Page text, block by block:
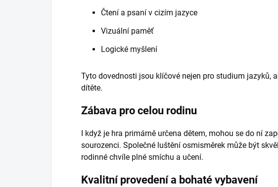
Čtení a psaní v cizím jazyce
Vizuální paměť
Logické myšlení
Tyto dovednosti jsou klíčové nejen pro studium jazyků,
dítěte.
Zábava pro celou rodinu
I když je hra primárně určena dětem, mohou se do ní
sourozenci. Společné luštění osmisměrek může být
rodinné chvíle plné smíchu a učení.
Kvalitní provedení a bohaté vybavení